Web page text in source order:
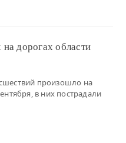
дорогах области
произошло на
в них пострадали